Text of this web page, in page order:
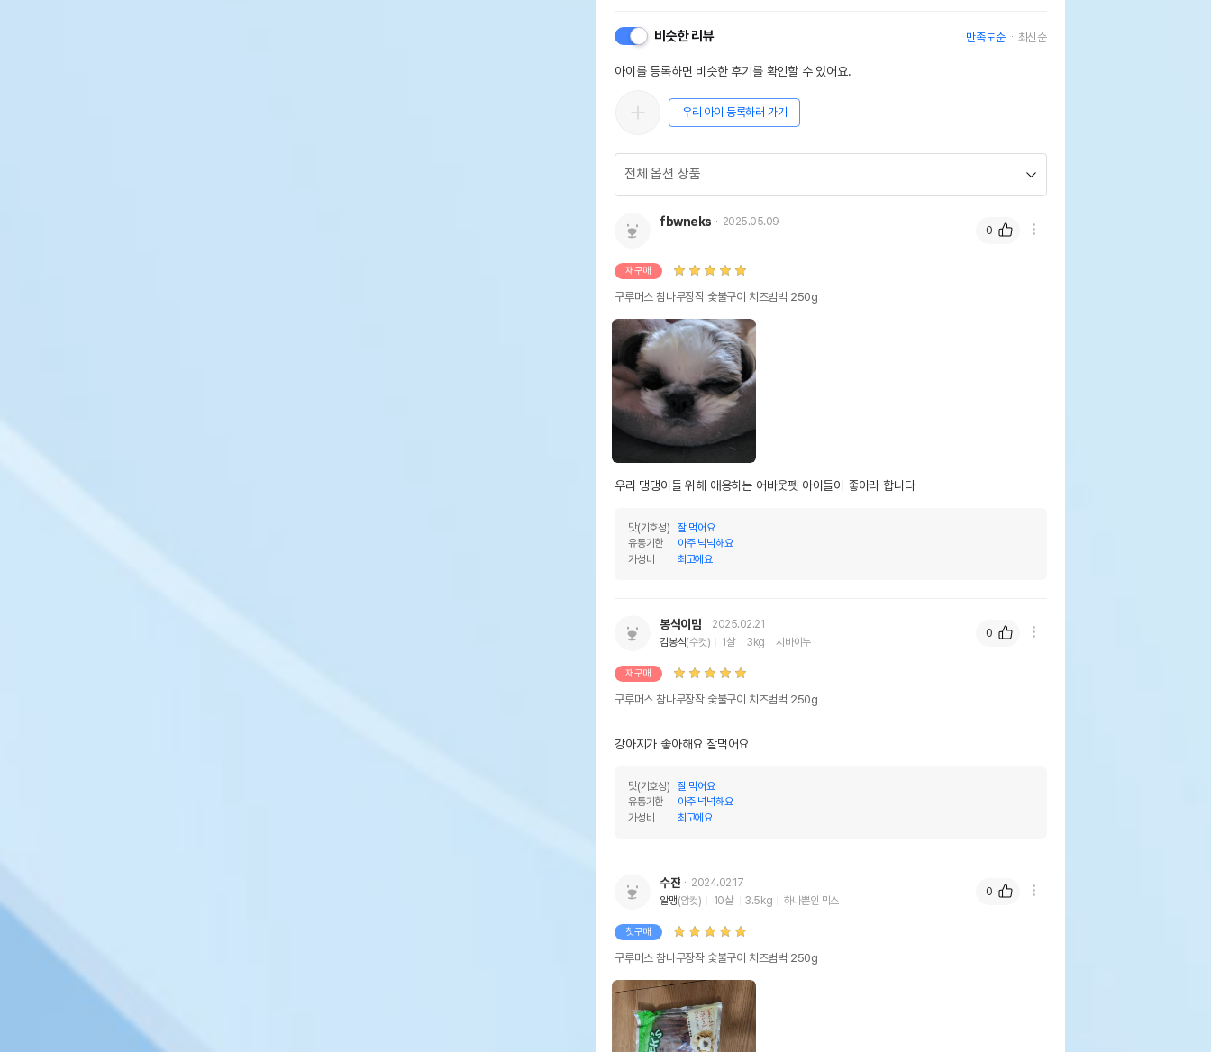
비슷한 리뷰 만족도순 최신순
아이를 등록하면 비슷한 후기를 확인할 수 있어요.
우리 아이 등록하러 가기
fbwneks 2025.05.09
재구매
구루머스 참나무장작 숯불구이 치즈범벅 250g
우리 댕댕이들 위해 애용하는 어바웃펫 아이들이 좋아라 합니다
맛(기호성)
잘 먹어요
유통기한
아주 넉넉해요
가성비
최고에요
0
봉식이맘
2025.02.21
김봉식(수컷) 1살 3kg 시바이누
재구매
구루머스 참나무장작 숯불구이 치즈범벅 250g
강아지가 좋아해요 잘먹어요
맛(기호성)
잘 먹어요
유통기한
아주 넉넉해요
가성비
최고에요
0
수쟌
2024.02.17
알맹(암컷) 10살 3.5kg 하나뿐인 믹스
첫구매
구루머스 참나무장작 숯불구이 치즈범벅 250g
0